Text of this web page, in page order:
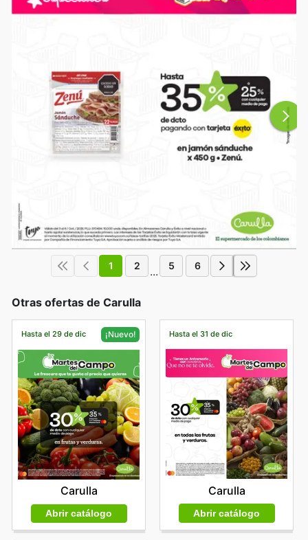
1 2 ... 5 6
Otras ofertas de Carulla
Hasta el 29 de dic ¡Nuevo!
Carulla
Abrir catálogo
Hasta el 31 de dic
Carulla
Abrir catálogo